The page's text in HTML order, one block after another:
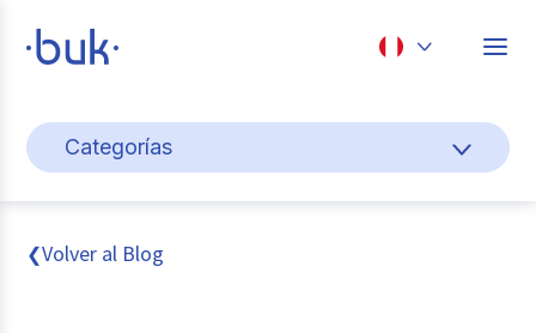
Perú
Categorías
Gestión de personas
Cultura y bienestar laboral
❮Volver al Blog